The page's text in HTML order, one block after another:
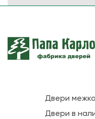
Двери
Двери в